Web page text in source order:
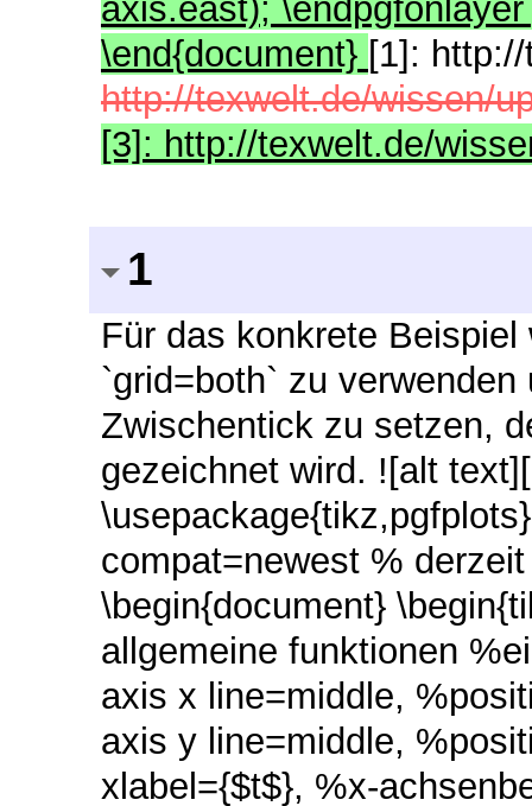
axis.east);
\end{document} [1]:
http://texwelt.de/wissen/
[3]: http://texwelt.de/
1
Für das konkrete
`grid=both` zu
Zwischentick zu setzen,
gezeichnet wird. ![alt
compat=newest %
\begin{document}
allgemeine funktionen
axis x line=middle,
axis y line=middle,
xlabel={$t$}, %x-